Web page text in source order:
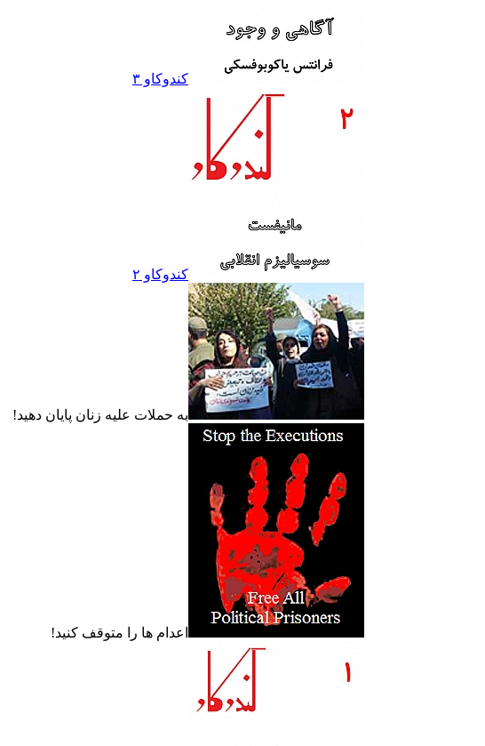
کندوکاو ۳
کندوکاو ۲
به حملات عليه زنان پايان دهيد!
اعدام ها را متوقف کنيد!